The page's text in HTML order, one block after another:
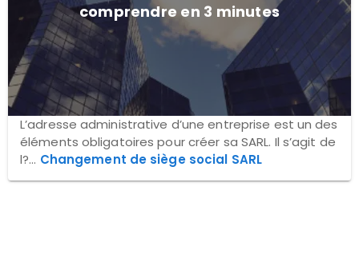
comprendre en 3 minutes
L’adresse administrative d’une entreprise est un des
éléments obligatoires pour créer sa SARL. Il s’agit de
l?... Changement de siège social SARL